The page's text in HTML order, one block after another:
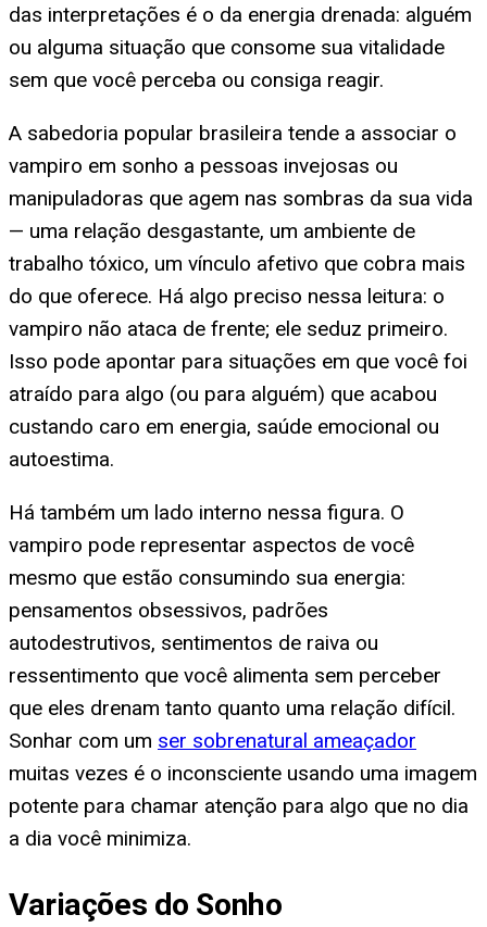
das interpretações é o da energia drenada: alguém
ou alguma situação que consome sua vitalidade
sem que você perceba ou consiga reagir.
A sabedoria popular brasileira tende a associar o
vampiro em sonho a pessoas invejosas ou
manipuladoras que agem nas sombras da sua vida
— uma relação desgastante, um ambiente de
trabalho tóxico, um vínculo afetivo que cobra mais
do que oferece. Há algo preciso nessa leitura: o
vampiro não ataca de frente; ele seduz primeiro.
Isso pode apontar para situações em que você foi
atraído para algo (ou para alguém) que acabou
custando caro em energia, saúde emocional ou
autoestima.
Há também um lado interno nessa figura. O
vampiro pode representar aspectos de você
mesmo que estão consumindo sua energia:
pensamentos obsessivos, padrões
autodestrutivos, sentimentos de raiva ou
ressentimento que você alimenta sem perceber
que eles drenam tanto quanto uma relação difícil.
Sonhar com um ser sobrenatural ameaçador
muitas vezes é o inconsciente usando uma imagem
potente para chamar atenção para algo que no dia
a dia você minimiza.
Variações do Sonho